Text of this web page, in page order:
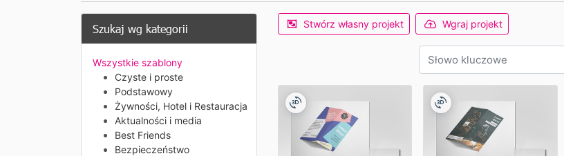
Szukaj wg kategorii
Wszystkie szablony
Czyste i proste
Podstawowy
Żywności, Hotel i Restauracja
Aktualności i media
Best Friends
Bezpieczeństwo
Stwórz własny projekt Wgraj projekt